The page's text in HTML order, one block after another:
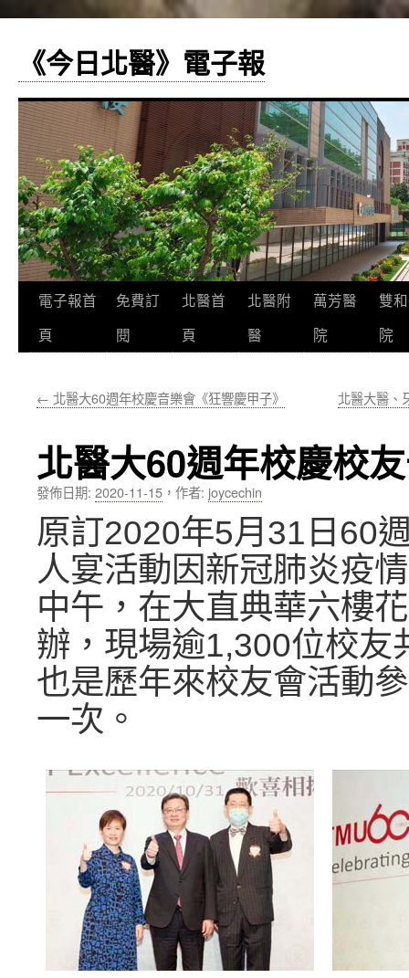
《今日北醫》電子報
跳
至
要
容
電子報首
頁
免費訂
閱
北醫首
頁
北醫附
醫
萬芳醫
院
雙
院
← 北醫大60週年校慶音樂會《狂響慶甲子》 北醫大醫、
北醫大60週年校慶校
發佈日期: 2020-11-15 ， 作者: joycechin
原訂2020年5月31日60
人宴活動因新冠肺炎疫
中午，在大直典華六樓
辦，現場逾1,300位校友
也是歷年來校友會活動
一次。